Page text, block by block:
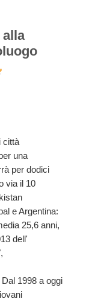
città
una
per dodici
via il 10
e Argentina:
25,6 anni,
dell'
1998 a oggi